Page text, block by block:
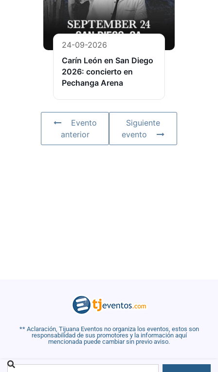
24-09-2026
Carín León en San Diego
2026: concierto en
Pechanga Arena
Evento
anterior
Siguiente
evento
** Aclaración, Tijuana Eventos no organiza los eventos, estos son
responsabilidad de sus promotores y la información aquí
mencionada puede cambiar sin previo aviso.